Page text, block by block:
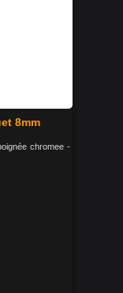
8mm
chromee -